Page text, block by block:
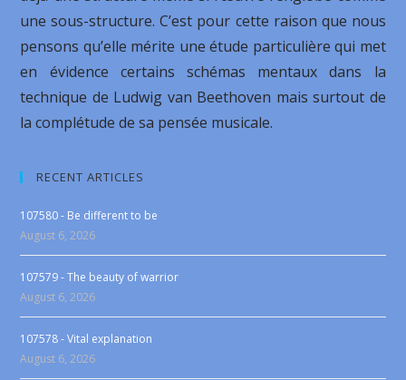
une sous-structure. C’est pour cette raison que nous
pensons qu’elle mérite une étude particulière qui met
en évidence certains schémas mentaux dans la
technique de Ludwig van Beethoven mais surtout de
la complétude de sa pensée musicale.
RECENT ARTICLES
107580 - Be different to be
August 6, 2026
107579 - The beauty of warrior
August 6, 2026
107578 - Vital explanation
August 6, 2026